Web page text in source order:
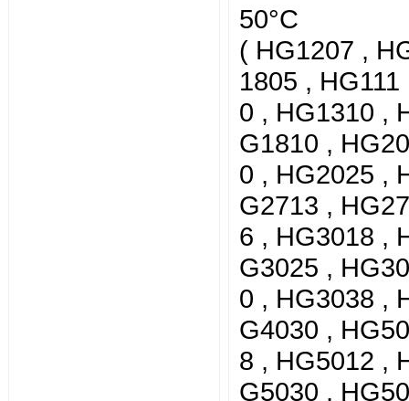
50°C
( HG1207 ,
1805 , HG111
0 , HG1310 ,
G1810 ,
0 , HG2025 ,
G2713 ,
6 , HG3018 ,
G3025 ,
0 , HG3038 ,
G4030 ,
8 , HG5012 ,
G5030 ,